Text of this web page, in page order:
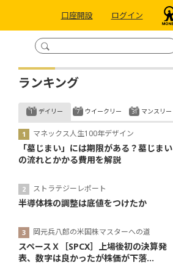
口座開設 ログイン
ランキング
デイリー
マネックス人生100年デザイン
「墓じまい」には期限がある？墓じまい
の流れとかかる費用を解説
ストラテジーレポート
半導体株の調整は底値をつけたか
岡元兵八郎の米国株マスターへの道
スペースＸ［SPCX］上場後初の決算発
表、数字は良かったが株価が下落...
ウイークリー マンスリー